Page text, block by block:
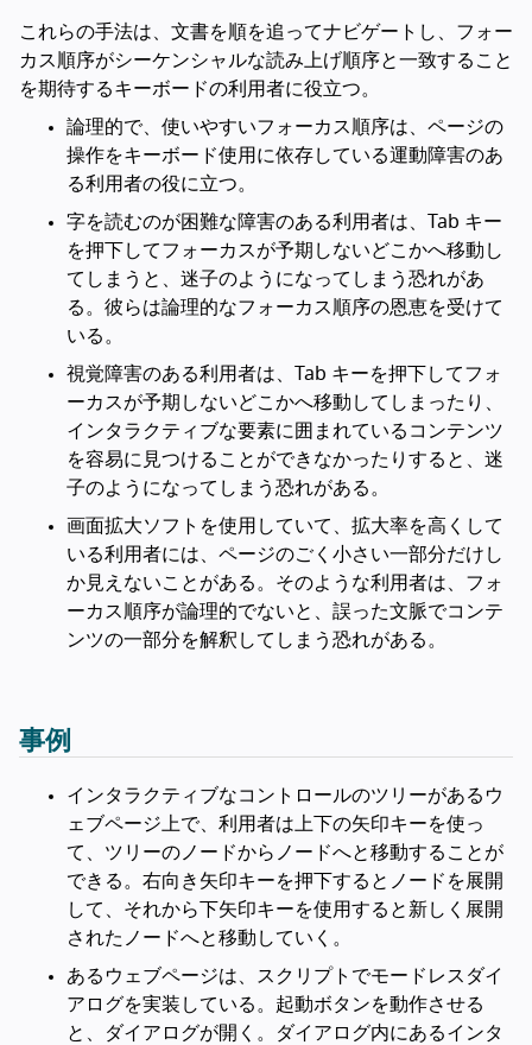
これらの手法は、文書を順を追ってナビゲートし、フォー
カス順序がシーケンシャルな読み上げ順序と一致すること
を期待するキーボードの利用者に役立つ。
論理的で、使いやすいフォーカス順序は、ページの
操作をキーボード使用に依存している運動障害のあ
る利用者の役に立つ。
字を読むのが困難な障害のある利用者は、Tab キー
を押下してフォーカスが予期しないどこかへ移動し
てしまうと、迷子のようになってしまう恐れがあ
る。彼らは論理的なフォーカス順序の恩恵を受けて
いる。
視覚障害のある利用者は、Tab キーを押下してフォ
ーカスが予期しないどこかへ移動してしまったり、
インタラクティブな要素に囲まれているコンテンツ
を容易に見つけることができなかったりすると、迷
子のようになってしまう恐れがある。
画面拡大ソフトを使用していて、拡大率を高くして
いる利用者には、ページのごく小さい一部分だけし
か見えないことがある。そのような利用者は、フォ
ーカス順序が論理的でないと、誤った文脈でコンテ
ンツの一部分を解釈してしまう恐れがある。
事例
インタラクティブなコントロールのツリーがあるウ
ェブページ上で、利用者は上下の矢印キーを使っ
て、ツリーのノードからノードへと移動することが
できる。右向き矢印キーを押下するとノードを展開
して、それから下矢印キーを使用すると新しく展開
されたノードへと移動していく。
あるウェブページは、スクリプトでモードレスダイ
アログを実装している。起動ボタンを動作させる
と、ダイアログが開く。ダイアログ内にあるインタ